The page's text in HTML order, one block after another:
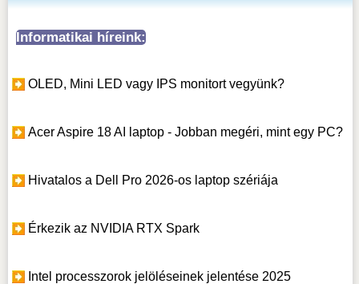
Informatikai híreink:
OLED, Mini LED vagy IPS monitort vegyünk?
Acer Aspire 18 AI laptop - Jobban megéri, mint egy PC?
Hivatalos a Dell Pro 2026-os laptop szériája
Érkezik az NVIDIA RTX Spark
Intel processzorok jelöléseinek jelentése 2025